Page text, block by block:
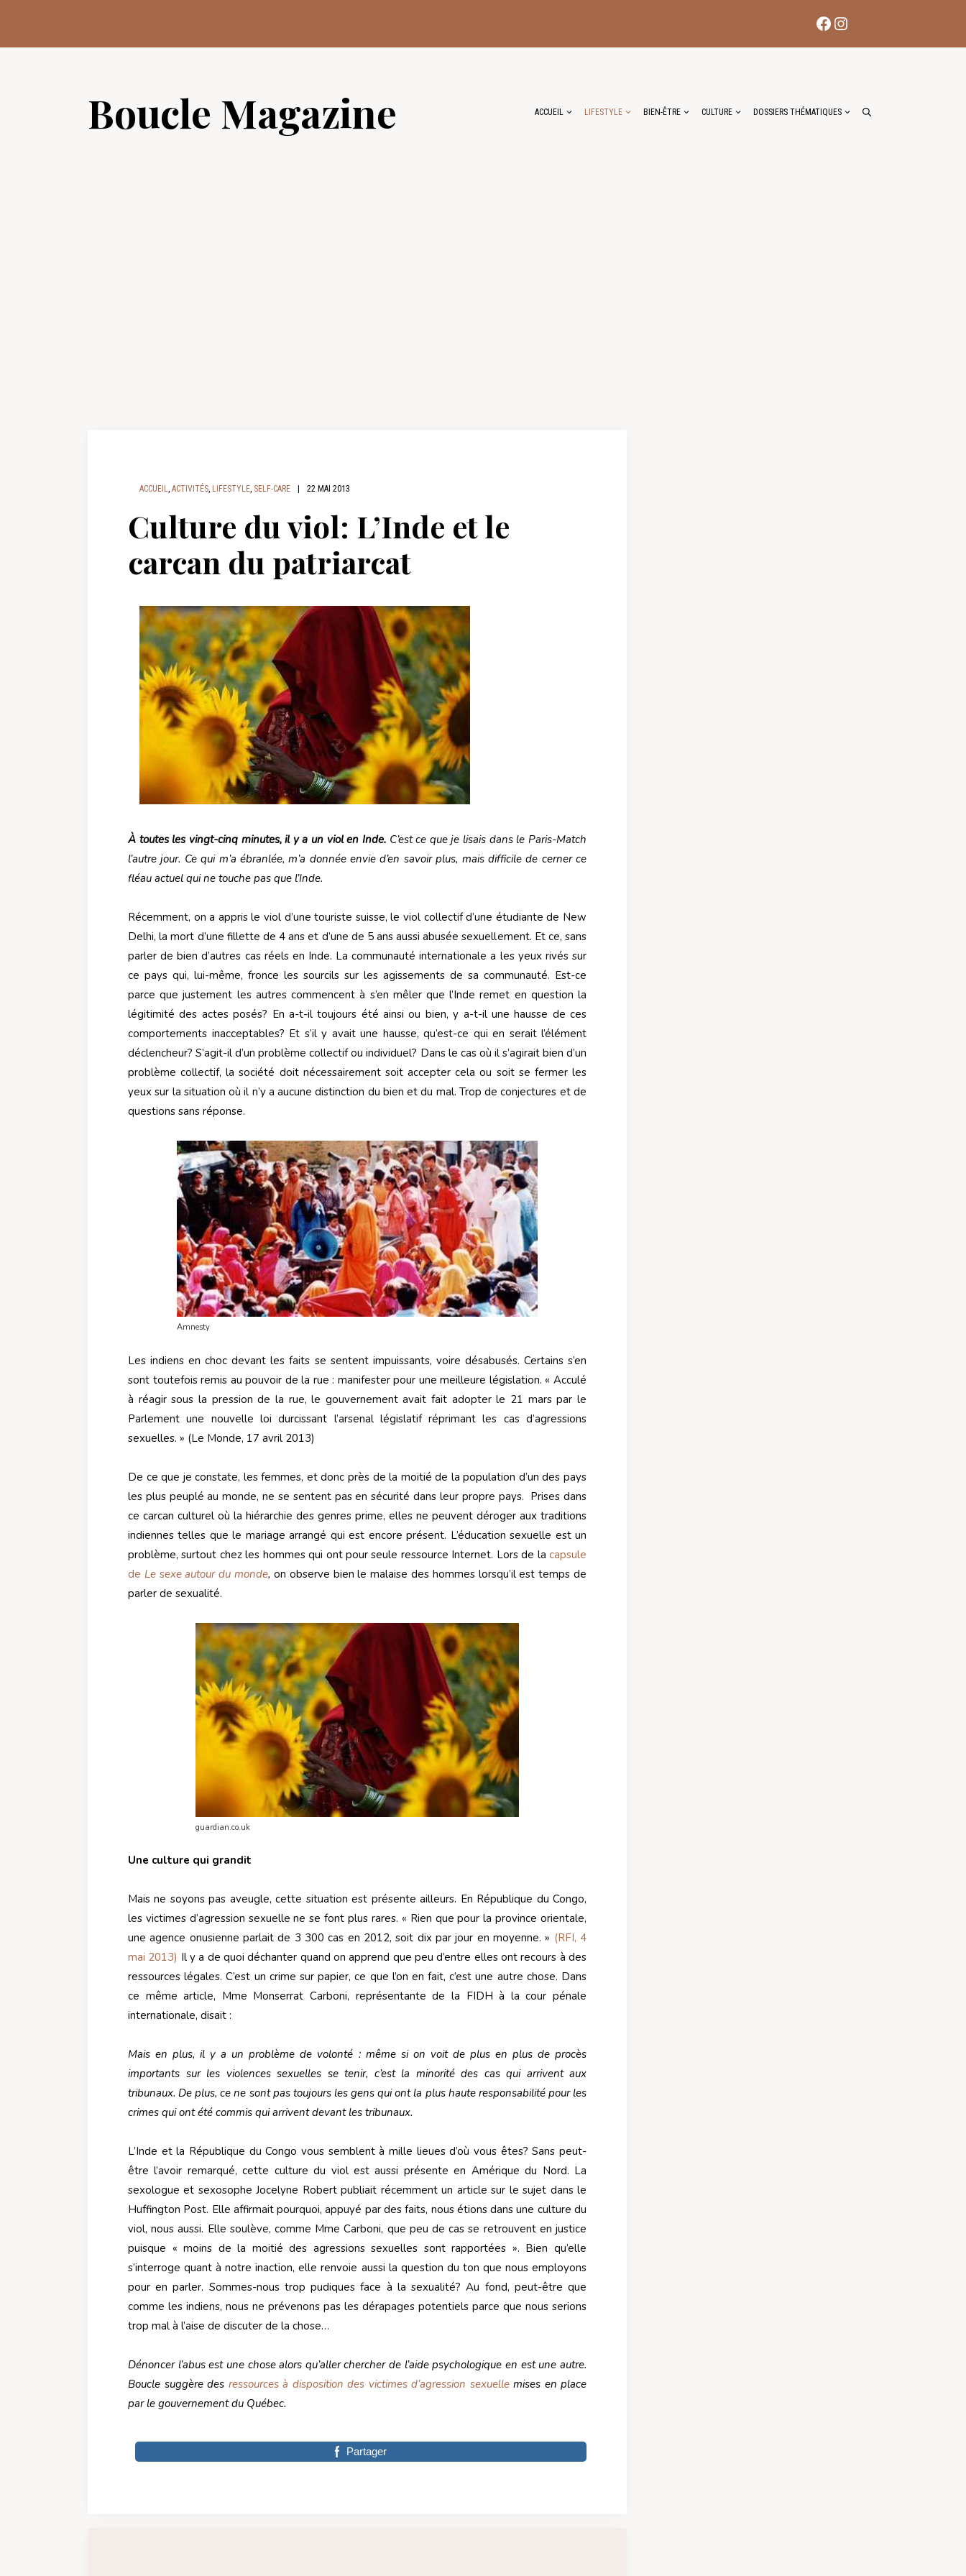
contenu
Facebook
Instagram
Boucle Magazine ACCUEIL LIFESTYLE BIEN-ÊTRE CULTURE DOSSIERS THÉMATIQUES
ACCUEIL, ACTIVITÉS, LIFESTYLE, SELF-CARE 22 MAI 2013
Culture du viol: L’Inde et le
carcan du patriarcat
À toutes les vingt-cinq minutes, il y a un viol en Inde.C’est ce que je lisais dans le Paris-Match
l’autre jour. Ce qui m’a ébranlée, m’a donnée envie d’en savoir plus, mais difficile de cerner ce
fléau actuel qui ne touche pas que l’Inde.
Récemment, on a appris le viol d’une touriste suisse, le viol collectif d’une étudiante de New
Delhi, la mort d’une fillette de 4 ans et d’une de 5 ans aussi abusée sexuellement. Et ce, sans
parler de bien d’autres cas réels en Inde. La communauté internationale a les yeux rivés sur
ce pays qui, lui-même, fronce les sourcils sur les agissements de sa communauté. Est-ce
parce que justement les autres commencent à s’en mêler que l’Inde remet en question la
légitimité des actes posés? En a-t-il toujours été ainsi ou bien, y a-t-il une hausse de ces
comportements inacceptables? Et s’il y avait une hausse, qu’est-ce qui en serait l’élément
déclencheur? S’agit-il d’un problème collectif ou individuel? Dans le cas où il s’agirait bien d’un
problème collectif, la société doit nécessairement soit accepter cela ou soit se fermer les
yeux sur la situation où il n’y a aucune distinction du bien et du mal. Trop de conjectures et de
questions sans réponse.
Amnesty
Les indiens en choc devant les faits se sentent impuissants, voire désabusés. Certains s’en
sont toutefois remis au pouvoir de la rue : manifester pour une meilleure législation. « Acculé
à réagir sous la pression de la rue, le gouvernement avait fait adopter le 21 mars par le
Parlement une nouvelle loi durcissant l’arsenal législatif réprimant les cas d’agressions
sexuelles. » (Le Monde, 17 avril 2013)
De ce que je constate, les femmes, et donc près de la moitié de la population d’un des pays
les plus peuplé au monde, ne se sentent pas en sécurité dans leur propre pays. Prises dans
ce carcan culturel où la hiérarchie des genres prime, elles ne peuvent déroger aux traditions
indiennes telles que le mariage arrangé qui est encore présent. L’éducation sexuelle est un
problème, surtout chez les hommes qui ont pour seule ressource Internet. Lors de la capsule
de Lesexe autour du monde, on observe bien le malaise des hommes lorsqu’il est temps de
parler de sexualité.
guardian.co.uk
Une culture qui grandit
Mais ne soyons pas aveugle, cette situation est présente ailleurs. En République du Congo,
les victimes d’agression sexuelle ne se font plus rares. « Rien que pour la province orientale,
une agence onusienne parlait de 3 300 cas en 2012, soit dix par jour en moyenne. » (RFI, 4
mai 2013) Il y a de quoi déchanter quand on apprend que peu d’entre elles ont recours à des
ressources légales. C’est un crime sur papier, ce que l’on en fait, c’est une autre chose. Dans
ce même article, Mme Monserrat Carboni, représentante de la FIDH à la cour pénale
internationale, disait :
Mais en plus, il y a un problème de volonté : même si on voit de plus en plus de procès
importants sur les violences sexuelles se tenir, c’est la minorité des cas qui arrivent aux
tribunaux. De plus, ce ne sont pas toujours les gens qui ont la plus haute responsabilité pour les
crimes qui ont été commis qui arrivent devant les tribunaux.
L’Inde et la République du Congo vous semblent à mille lieues d’où vous êtes? Sans peut-
être l’avoir remarqué, cette culture du viol est aussi présente en Amérique du Nord. La
sexologue et sexosophe Jocelyne Robert publiait récemment un article sur le sujet dans le
Huffington Post. Elle affirmait pourquoi, appuyé par des faits, nous étions dans une culture du
viol, nous aussi. Elle soulève, comme Mme Carboni, que peu de cas se retrouvent en justice
puisque « moins de la moitié des agressions sexuelles sont rapportées ». Bien qu’elle
s’interroge quant à notre inaction, elle renvoie aussi la question du ton que nous employons
pour en parler. Sommes-nous trop pudiques face à la sexualité? Au fond, peut-être que
comme les indiens, nous ne prévenons pas les dérapages potentiels parce que nous serions
trop mal à l’aise de discuter de la chose…
Dénoncer l’abus est une chose alors qu’aller chercher de l’aide psychologique en est une autre.
Boucle suggère des ressources à disposition des victimes d’agression sexuelle mises en place
par le gouvernement du Québec.
Partager